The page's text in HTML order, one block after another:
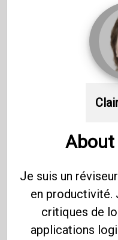
Je suis un
en productivité.
critiques de
applications